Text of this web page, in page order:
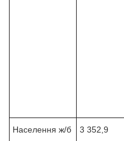
Населення ж/б
3 352,9